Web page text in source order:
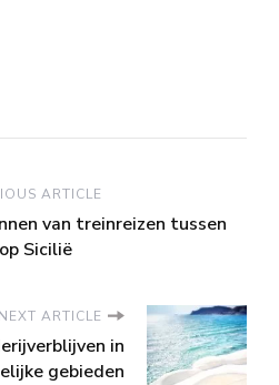
ARTICLE
van treinreizen tussen
Sicilië
NEXT ARTICLE
in
gebieden